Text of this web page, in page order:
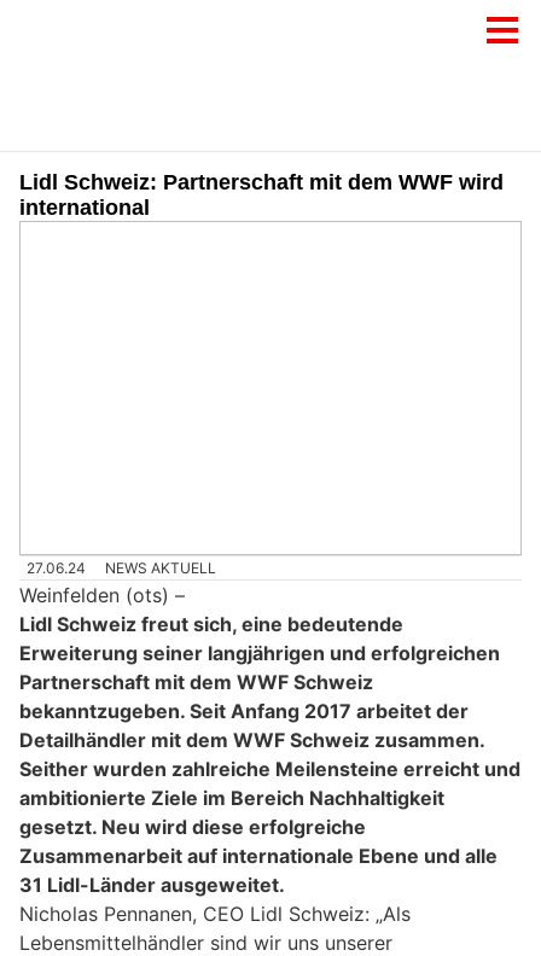
Lidl Schweiz: Partnerschaft mit dem WWF wird
international
27.06.24 NEWS AKTUELL
Weinfelden (ots) –
Lidl Schweiz freut sich, eine bedeutende
Erweiterung seiner langjährigen und erfolgreichen
Partnerschaft mit dem WWF Schweiz
bekanntzugeben. Seit Anfang 2017 arbeitet der
Detailhändler mit dem WWF Schweiz zusammen.
Seither wurden zahlreiche Meilensteine erreicht und
ambitionierte Ziele im Bereich Nachhaltigkeit
gesetzt. Neu wird diese erfolgreiche
Zusammenarbeit auf internationale Ebene und alle
31 Lidl-Länder ausgeweitet.
Nicholas Pennanen, CEO Lidl Schweiz: „Als
Lebensmittelhändler sind wir uns unserer